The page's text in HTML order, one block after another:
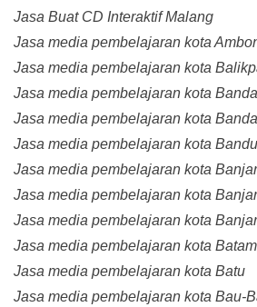
Jasa Buat CD Interaktif Malang
Jasa media pembelajaran kota
Jasa media pembelajaran kota
Jasa media pembelajaran kota
Jasa media pembelajaran kota
Jasa media pembelajaran kota
Jasa media pembelajaran kota Banjar
Jasa media pembelajaran kota
Jasa media pembelajaran kota
Jasa media pembelajaran kota Batam
Jasa media pembelajaran kota Batu
Jasa media pembelajaran kota Bau-